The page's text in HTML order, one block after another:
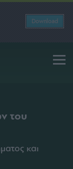
Download
του
και